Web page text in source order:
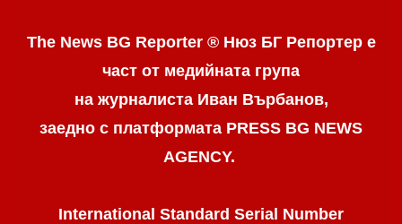
The News BG Reporter ® Нюз БГ Репортере
част от медийната група
на журналиста Иван Върбанов,
заедно с платформата PRESS BG NEWS
AGENCY.
International Standard Serial Number